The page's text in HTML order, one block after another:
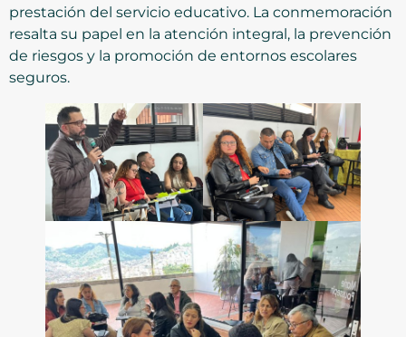
prestación del servicio educativo. La conmemoración
resalta su papel en la atención integral, la prevención
de riesgos y la promoción de entornos escolares
seguros.